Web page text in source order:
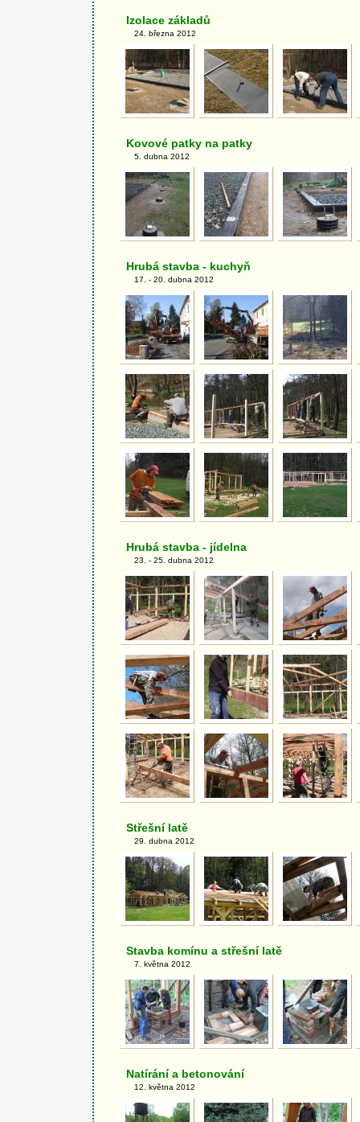
Izolace základů
24. března 2012
Kovové patky na patky
5. dubna 2012
Hrubá stavba - kuchyň
17. - 20. dubna 2012
Hrubá stavba - jídelna
23. - 25. dubna 2012
Střešní latě
29. dubna 2012
Stavba komínu a střešní latě
7. května 2012
Natírání a betonování
12. května 2012